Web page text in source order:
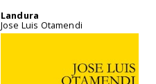
Landura
Jose Luis Otamendi